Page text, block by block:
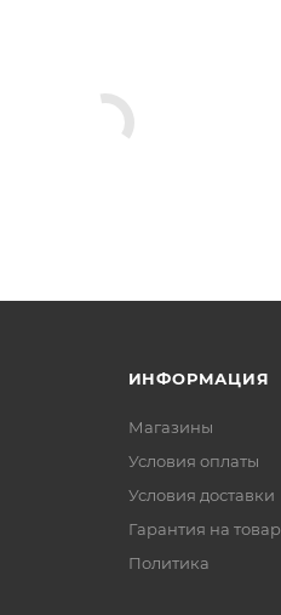
ИНФОРМАЦИЯ
Магазины
Условия оплаты
Условия доставки
Гарантия на товар
Политика